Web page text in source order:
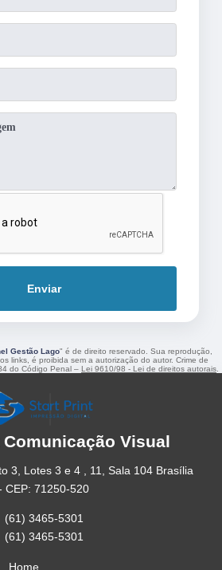
Enviar
Gestão Lago" é de direito reservado. Sua reprodução,
links, é proibida sem a autorização do autor. Crime de
do Código Penal – Lei 9610/98 - Lei de direitos autorais
Visual
3, Lotes 3 e 4 , 11, Sala 104 Brasília
CEP: 71250-520
(61) 3465-5301
(61) 3465-5301
Home